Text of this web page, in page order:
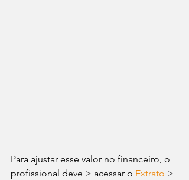
Para ajustar esse valor no financeiro, o
profissional deve > acessar o Extrato >